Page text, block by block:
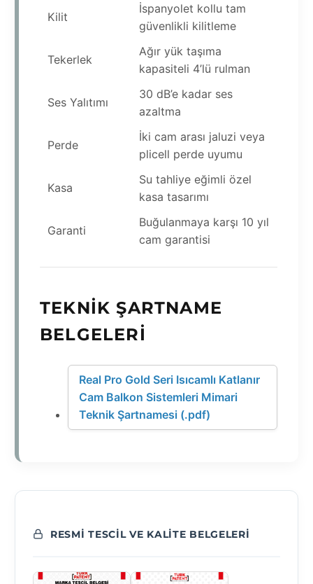
Kilit
İspanyolet kollu tam
güvenlikli kilitleme
Tekerlek
Ağır yük taşıma
kapasiteli 4’lü rulman
Ses Yalıtımı
30 dB’e kadar ses
azaltma
Perde
İki cam arası jaluzi veya
plicell perde uyumu
Kasa
Su tahliye eğimli özel
kasa tasarımı
Garanti
Buğulanmaya karşı 10 yıl
cam garantisi
TEKNIK ŞARTNAME
BELGELERI
Real Pro Gold Seri Isıcamlı Katlanır
Cam Balkon Sistemleri Mimari
Teknik Şartnamesi (.pdf)
RESMI TESCIL VE KALITE BELGELERI